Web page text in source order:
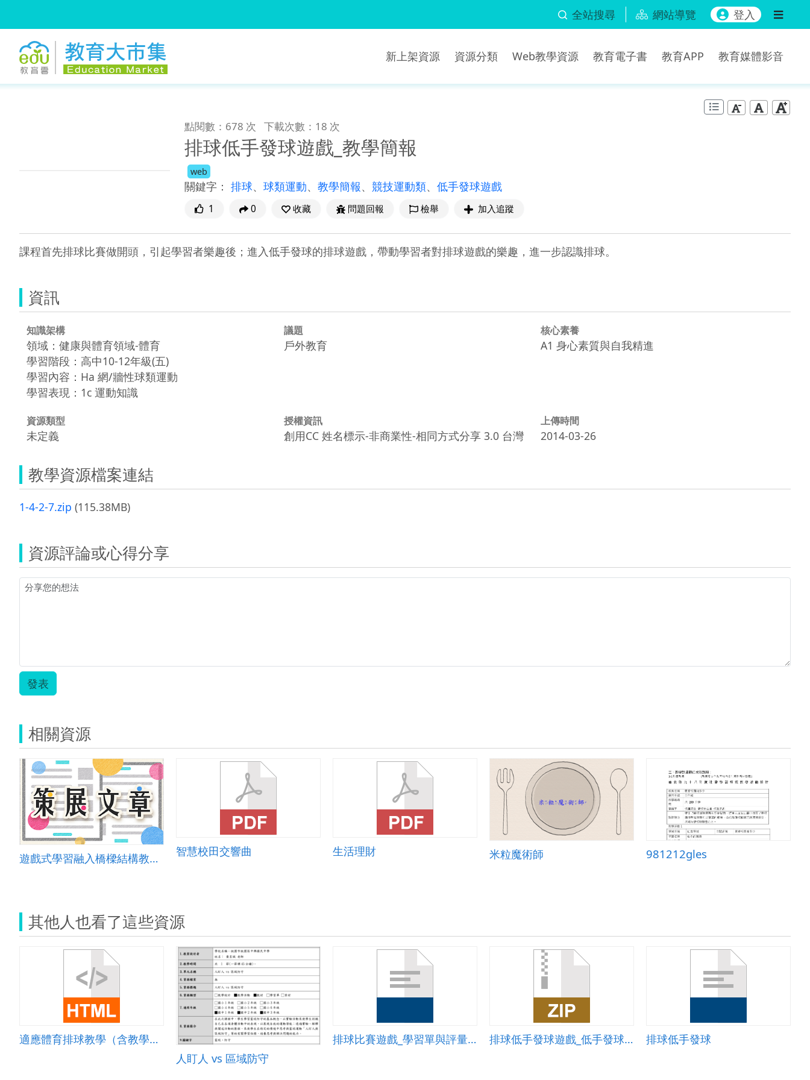
全站搜尋 網站導覽 登入
新上架資源 資源分類 Web教學資源 教育電子書 教育APP 教育媒體影音
點閱數：678 次 下載次數：18 次
排球低手發球遊戲_教學簡報
web
關鍵字： 排球、 球類運動、 教學簡報、 競技運動類、 低手發球遊戲
1 0 收藏 問題回報 檢舉 加入追蹤
課程首先排球比賽做開頭，引起學習者樂趣後；進入低手發球的排球遊戲，帶動學習者對排球遊戲的樂趣，進一步認識排球。
資訊
知識架構
領域：健康與體育領域-體育
學習階段：高中10-12年級(五)
學習內容：Ha 網/牆性球類運動
學習表現：1c 運動知識
議題
戶外教育
核心素養
A1 身心素質與自我精進
資源類型
未定義
授權資訊
創用CC 姓名標示-非商業性-相同方式分享 3.0 台灣
上傳時間
2014-03-26
教學資源檔案連結
1-4-2-7.zip (115.38MB)
資源評論或心得分享
發表
相關資源
遊戲式學習融入橋樑結構教學之應用
智慧校田交響曲 生活理財 米粒魔術師 981212gles
其他人也看了這些資源
適應體育排球教學（含教學演示短片）
人盯人 vs 區域防守
排球比賽遊戲_學習單與評量表 排球低手發球遊戲_低手發球動作要領 排球低手發球